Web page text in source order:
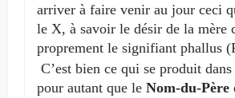
arriver à faire venir au jour ceci
le X, à savoir le désir de la mère
proprement le signifiant phallus
C’est bien ce qui se produit
pour autant que le Nom-du-Père